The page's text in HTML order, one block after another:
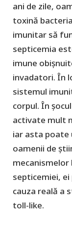
ani de zile,
toxină
imunitar să
septicemia
imune
invadatori. În
sistemul
corpul. În
activate mult
iar asta poate
oamenii de
mecanismelor
septicemiei,
cauza reală a
toll-like.